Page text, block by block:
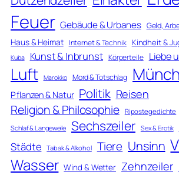
Feuer Gebäude & Urbanes Geld,
Haus & Heimat Internet & Technik Kindheit &
Kuba Kunst & Inbrunst Körperteile Liebe
Luft Marokko Mord & Totschlag
Pflanzen & Natur Politik Reisen
Religion & Philosophie Ripostegedichte
Schlaf & Langeweile Sechszeiler Sex & Erotik
Städte Tabak & Alkohol Tiere Unsinn
Wasser Wind & Wetter Zehnzeiler